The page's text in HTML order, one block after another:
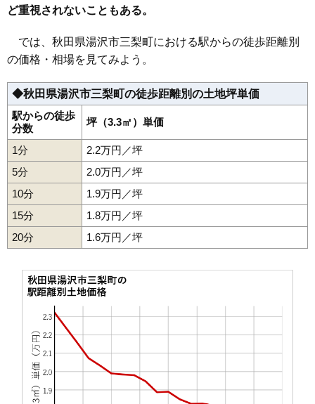
34 成沢 1.8万円
36 森
38 横堀 1.4万円 140万円
39
40
41 三梨町
42 稲庭町 1.2万円
43 皆瀬 1.0万円
44 相川 0.9万円
45 駒形町 0.8万円
47 高松
48 桑崎
ど重視されないこともある。
では、秋田県湯沢市三梨町における駅からの徒歩距離別
の価格・相場を見てみよう。
◆秋田県湯沢市三梨町の徒歩距離別の土地坪単価
駅からの徒歩
分数
坪（3.3㎡）単価
1分
2.2万円／坪
5分
2.0万円／坪
10分
1.9万円／坪
15分
1.8万円／坪
20分
1.6万円／坪